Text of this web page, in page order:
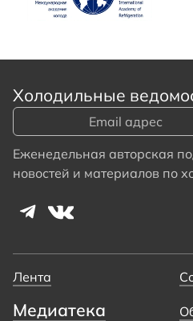
Холодильные
Еженедельная авторская
новостей и материалов по
Лента
Медиатека